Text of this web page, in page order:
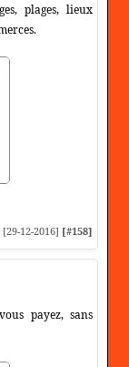
plages, lieux
12-2016] [#158]
payez, sans